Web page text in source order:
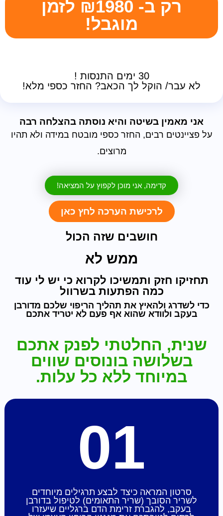
רק ב- ₪1980 לזמן
מוגבל!
30 ימים התנסות !
לא עבר/ הוקל לך הכאב? החזר כספי מלא!
אני מאמין בשיטה והיא נוסתה בהצלחה רבה
על פציינטים רבים, החזר כספי מובטח במידה ולא תהיו
מרוצים.
קדימה, אני מוכן לקפוץ על המציאה!
לרכישת הערכה לחץ כאן
חושבים שזה הכול
ממש לא
תחזיקו חזק ותמשיכו לקרוא כי יש לי עוד
כמה הפתעות בשרוול
כדי לשדרג ולהאיץ את תהליך הריפוי שלכם מדורבן
בעקב ולוודא שהוא אף פעם לא יטריד אתכם
שנית, החלטתי לפנק אתכם
בשלושה בונוסים שווים
במיוחד ללא כל עלות.
01
סרטון המראה כיצד לבצע תרגילים מיוחדים
לשריר הסובך (שריר התאומים) לטיפול בדורבן
בעקב, להגברת זרימת הדם ברגליים שיעזרו